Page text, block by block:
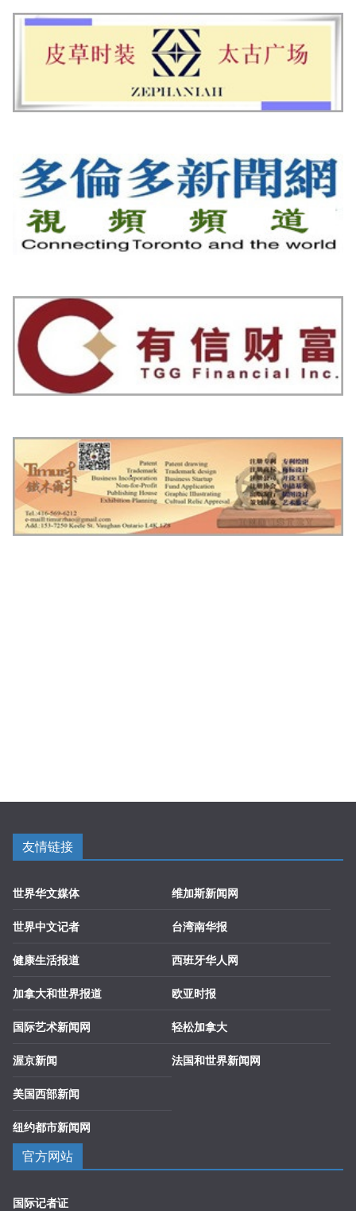
友情链接
世界华文媒体
世界中文记者
健康生活报道
加拿大和世界报道
国际艺术新闻网
渥京新闻
美国西部新闻
纽约都市新闻网
维加斯新闻网
台湾南华报
西班牙华人网
欧亚时报
轻松加拿大
法国和世界新闻网
官方网站
国际记者证